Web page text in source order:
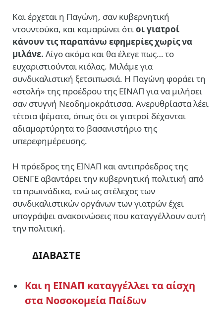
Και έρχεται η Παγώνη, σαν κυβερνητική
ντουντούκα, και καμαρώνει ότιοι γιατροί
κάνουν τις παραπάνω εφημερίες χωρίς να
μιλάνε. Λίγο ακόμα και θα έλεγε πως… το
ευχαριστιούνται κιόλας. Μιλάμε για
συνδικαλιστική ξετσιπωσιά. Η Παγώνη φοράει τη
«στολή» της προέδρου της ΕΙΝΑΠ για να μιλήσει
σαν στυγνή Νεοδημοκράτισσα. Ανερυθρίαστα λέει
τέτοια ψέματα, όπως ότι οι γιατροί δέχονται
αδιαμαρτύρητα το βασανιστήριο της
υπερεφημέρευσης.
Η πρόεδρος της ΕΙΝΑΠ και αντιπρόεδρος της
ΟΕΝΓΕ αβαντάρει την κυβερνητική πολιτική από
τα πρωινάδικα, ενώ ως στέλεχος των
συνδικαλιστικών οργάνων των γιατρών έχει
υπογράψει ανακοινώσεις που καταγγέλλουν αυτή
την πολιτική.
ΔΙΑΒΑΣΤΕ
Και η ΕΙΝΑΠ καταγγέλλει τα αίσχη
στα Νοσοκομεία Παίδων